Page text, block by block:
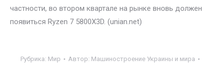
частности, во втором квартале на рынке вновь должен
появиться Ryzen 7 5800X3D. (unian.net)
Рубрика: Мир Автор: Машиностроение Украины и мира